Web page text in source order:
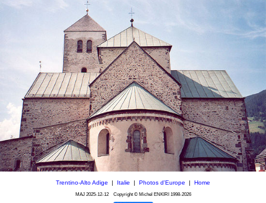
Trentino-Alto Adige Italie Photos d'Europe Home
MAJ 2025-12-12Copyright © Michel ENKIRI 1998-2026